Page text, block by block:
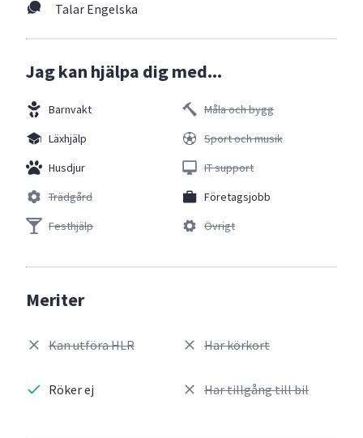
Talar Engelska
Jag kan hjälpa dig med...
Barnvakt
Läxhjälp
Husdjur
Trädgård
Festhjälp
Måla och bygg
Sport och musik
IT support
Företagsjobb
Övrigt
Meriter
Kan utföra HLR
Röker ej
Har körkort
Har tillgång till bil